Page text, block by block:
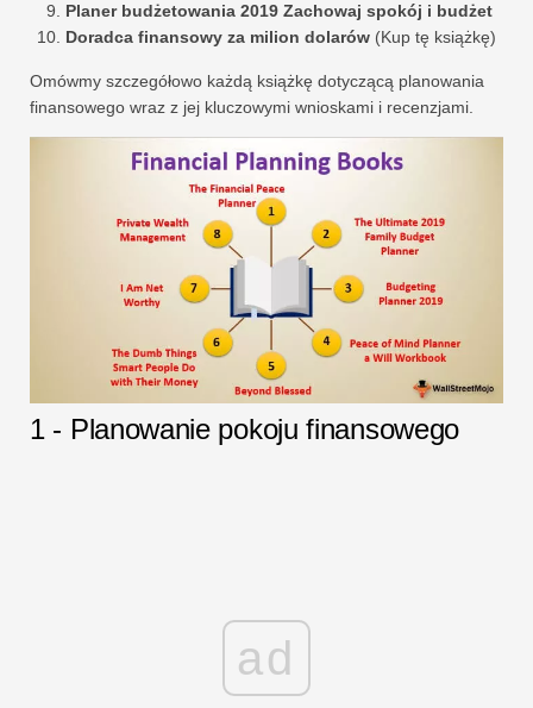
Planer budżetowania 2019 Zachowaj spokój i budżet
Doradca finansowy za milion dolarów (Kup tę książkę)
Omówmy szczegółowo każdą książkę dotyczącą planowania
finansowego wraz z jej kluczowymi wnioskami i recenzjami.
1 - Planowanie pokoju finansowego
ad